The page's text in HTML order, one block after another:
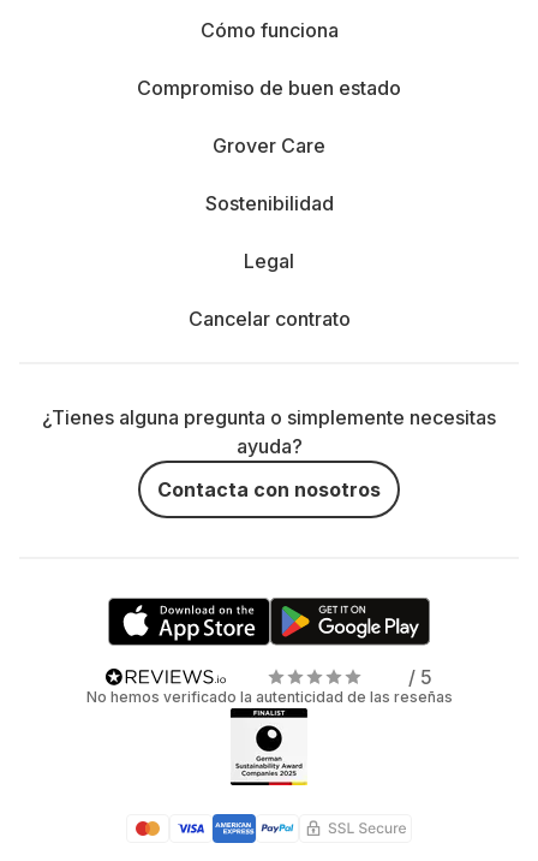
Cómo funciona
Compromiso de buen estado
Grover Care
Sostenibilidad
Legal
Cancelar contrato
¿Tienes alguna pregunta o simplemente necesitas
ayuda?
Contacta con nosotros
/ 5
No hemos verificado la autenticidad de las reseñas